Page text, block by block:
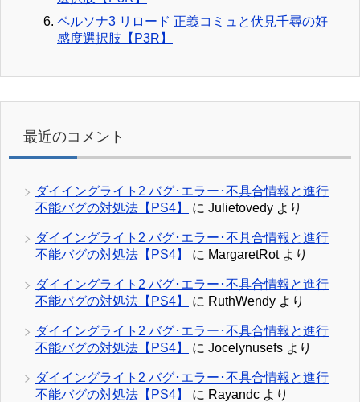
ペルソナ3 リロード 正義コミュと伏見千尋の好
感度選択肢【P3R】
最近のコメント
ダイイングライト2 バグ･エラー･不具合情報と進行
不能バグの対処法【PS4】
に Julietovedy より
ダイイングライト2 バグ･エラー･不具合情報と進行
不能バグの対処法【PS4】
に MargaretRotより
ダイイングライト2 バグ･エラー･不具合情報と進行
不能バグの対処法【PS4】
に RuthWendy より
ダイイングライト2 バグ･エラー･不具合情報と進行
不能バグの対処法【PS4】
に Jocelynusefs より
ダイイングライト2 バグ･エラー･不具合情報と進行
不能バグの対処法【PS4】
に Rayandc より